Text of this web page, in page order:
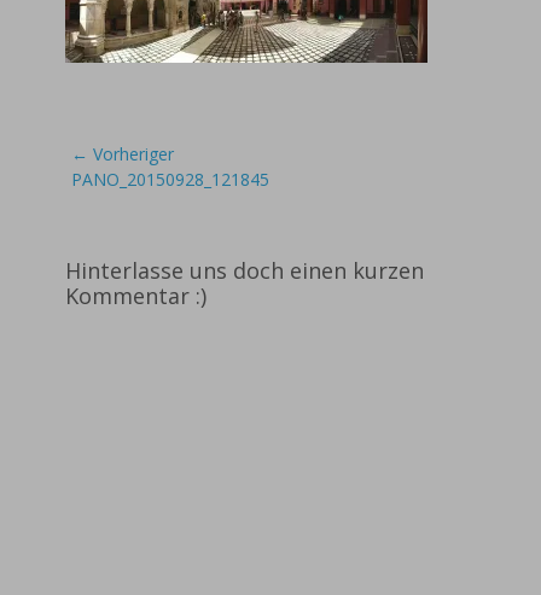
Beitragsnavigation
← Vorheriger
Vorheriger
PANO_20150928_121845
Hinterlasse uns doch einen kurzen
Kommentar :)